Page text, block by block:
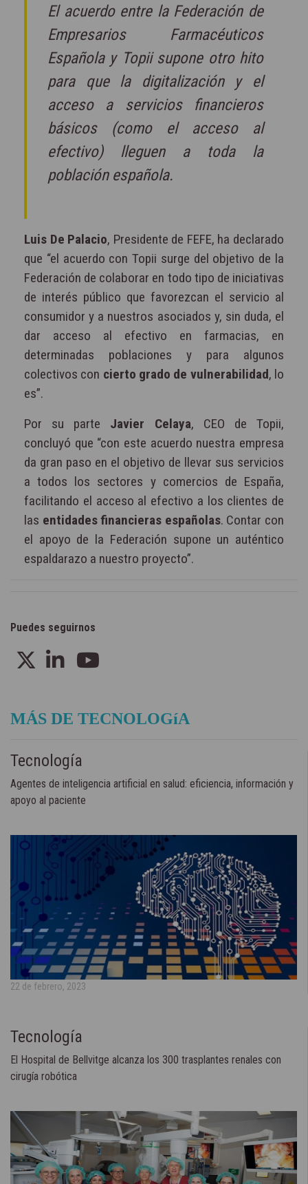
El acuerdo entre la Federación de
Empresarios Farmacéuticos
Española y Topii supone otro hito
para que la digitalización y el
acceso a servicios financieros
básicos (como el acceso al
efectivo) lleguen a toda la
población española.
Luis De Palacio, Presidente de FEFE, ha declarado
que “el acuerdo con Topii surge del objetivo de la
Federación de colaborar en todo tipo de iniciativas
de interés público que favorezcan el servicio al
consumidor y a nuestros asociados y, sin duda, el
dar acceso al efectivo en farmacias, en
determinadas poblaciones y para algunos
colectivos con cierto grado de vulnerabilidad, lo
es”.
Por su parte Javier Celaya, CEO de Topii,
concluyó que “con este acuerdo nuestra empresa
da gran paso en el objetivo de llevar sus servicios
a todos los sectores y comercios de España,
facilitando el acceso al efectivo a los clientes de
las entidades financieras españolas. Contar con
el apoyo de la Federación supone un auténtico
espaldarazo a nuestro proyecto”.
Puedes seguirnos
MÁS DE TECNOLOGíA
Tecnología
Agentes de inteligencia artificial en salud: eficiencia, información y
apoyo al paciente
22 de febrero, 2023
Tecnología
El Hospital de Bellvitge alcanza los 300 trasplantes renales con
cirugía robótica